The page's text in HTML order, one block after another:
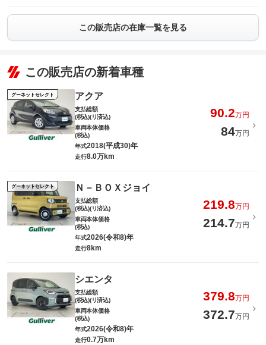
この販売店の在庫一覧を見る
この販売店の新着車種
グーネットセレクト アクア
支払総額
(税込)(リ済込)
90.2万円
車両本体価格
(税込)
84万円
年式2018(平成30)年
走行8.0万km
グーネットセレクト Ｎ－ＢＯＸジョイ
支払総額
(税込)(リ済込)
219.8万円
車両本体価格
(税込)
214.7万円
年式2026(令和8)年
走行8km
シエンタ
支払総額
(税込)(リ済込)
379.8万円
車両本体価格
(税込)
372.7万円
年式2026(令和8)年
走行0.7万km